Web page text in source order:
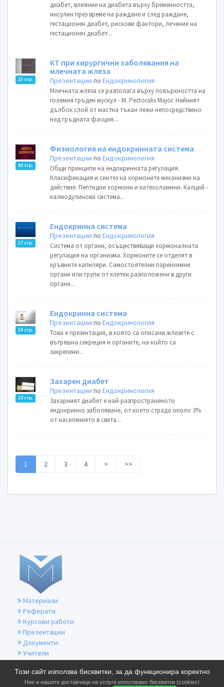
диабет, влияние на диабета върху бременността,
инсулин през време на раждане и след раждане,
гестационен диабет, рискови фактори, лечение на
гестационен диабет...
23 стр.
КТ при хирургични заболявания на
млечната жлеза
Презентации поЕндокринология
Млечната жлеза се разполага върху повърхността на
големия гръден мускул - M. Pectoralis Major. Нейният
дълбок слой от мастна тъкан лежи непосредствено
над гръдната фасция...
40 стр.
Физиология на ендокринната система
Презентации поЕндокринология
Общи принципи на ендокринната регулация.
Класификация и синтез на хормоните механизми на
действие. Пептидни хормони и катехоламини. Калций -
калмодулинова система...
17 стр.
Ендокринна система
Презентации поЕндокринология
Система от органи, осъществяващи хормоналната
регулация на организма. Хормоните се отделят в
кръвните капиляри. Самостоятелни паренхимни
органи или групи от клетки разположени в други
органи...
14 стр.
Ендокринна система
Презентации поЕндокринология
Това е презентация, в която са описани жлезите с
вътрешна секреция и органите, на който са
закрепени...
10 стр.
Захарен диабет
Презентации поЕндокринология
Захарният диабет е най-разпространеното
ендокринно заболяване, от което страда около 3%
от населението в света...
1 2 3 4 > >>
Този сайт използва бисквитки, за да функционира коректно
Ние и нашите доставчици на услуги използваме бисквитки (cookies)
Материали
Реферати
Курсови работи
Презентации
Документи
Учители
Общи условия
Политика за бисквитките